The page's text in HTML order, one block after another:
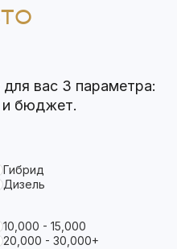
вас 3 параметра:
и бюджет.
Гибрид
Дизель
10,000 - 15,000
20,000 - 30,000+